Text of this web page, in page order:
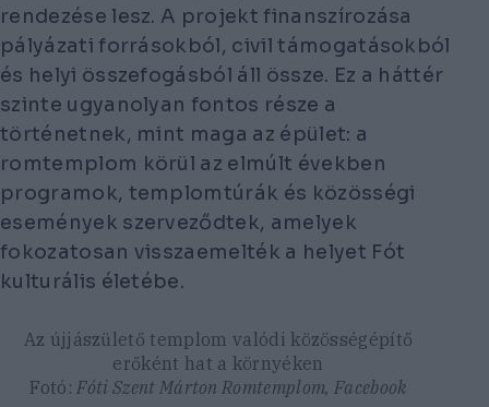
rendezése lesz. A projekt finanszírozása
pályázati forrásokból, civil támogatásokból
és helyi összefogásból áll össze. Ez a háttér
szinte ugyanolyan fontos része a
történetnek, mint maga az épület: a
romtemplom körül az elmúlt években
programok, templomtúrák és közösségi
események szerveződtek, amelyek
fokozatosan visszaemelték a helyet Fót
kulturális életébe.
Az újjászülető templom valódi közösségépítő
erőként hat a környéken
Fotó:Fóti Szent Márton Romtemplom, Facebook